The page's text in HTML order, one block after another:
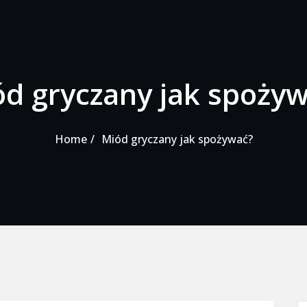
gryczany jak
Home Miód gryczany jak spożywać?